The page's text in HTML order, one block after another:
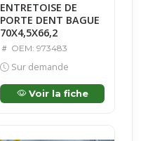
ENTRETOISE DE
PORTE DENT BAGUE
70X4,5X66,2
OEM: 973483
Sur demande
Voir la fiche